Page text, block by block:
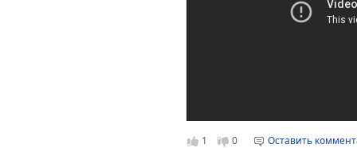
1 0
Оставить